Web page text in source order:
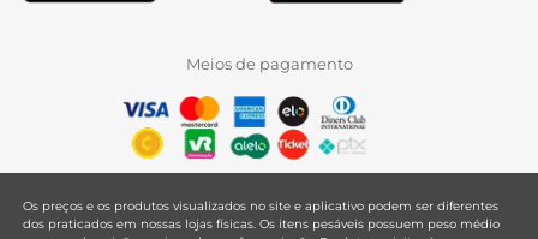
Meios de pagamento
Os preços e os produtos visualizados no site e aplicativo podem ser diferentes
dos praticados em nossas lojas físicas. Os itens pesáveis possuem peso médio